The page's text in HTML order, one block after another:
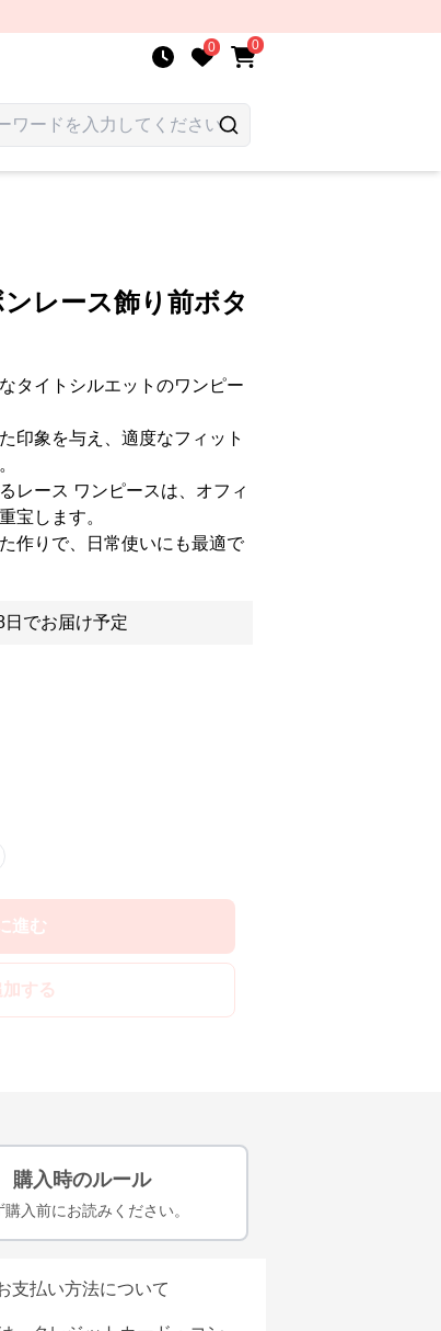
0 0
レース飾り前ボタ
タイトシルエットのワンピー
印象を与え、適度なフィット
レース ワンピースは、オフィ
宝します。
作りで、日常使いにも最適で
日でお届け予定
進む
する
購入時のルール
購入前にお読みください。
支払い方法について